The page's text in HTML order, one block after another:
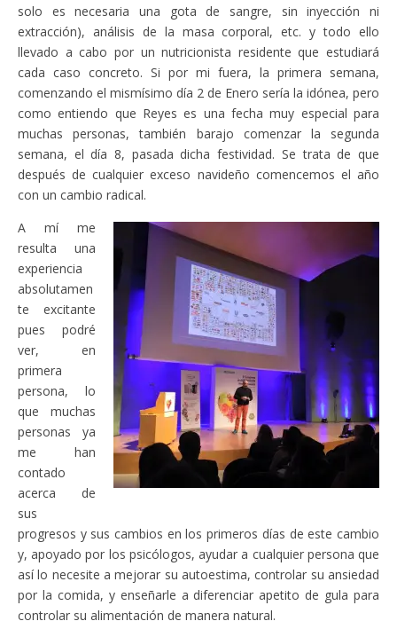
solo es necesaria una gota de sangre, sin inyección ni
extracción), análisis de la masa corporal, etc. y todo ello
llevado a cabo por un nutricionista residente que estudiará
cada caso concreto. Si por mi fuera, la primera semana,
comenzando el mismísimo día 2 de Enero sería la idónea, pero
como entiendo que Reyes es una fecha muy especial para
muchas personas, también barajo comenzar la segunda
semana, el día 8, pasada dicha festividad. Se trata de que
después de cualquier exceso navideño comencemos el año
con un cambio radical.
A mí me
resulta una
experiencia
absolutamen
te excitante
pues podré
ver, en
primera
persona, lo
que muchas
personas ya
me han
contado
acerca de
sus
progresos y sus cambios en los primeros días de este cambio
y, apoyado por los psicólogos, ayudar a cualquier persona que
así lo necesite a mejorar su autoestima, controlar su ansiedad
por la comida, y enseñarle a diferenciar apetito de gula para
controlar su alimentación de manera natural.